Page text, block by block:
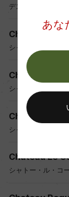
デスパーニュ
Chateau
シャトー・デュル
Chateau
シャトー・ラコサ
Chateau La
シャトー・ラ・フ
Chateau Le
シャトー・ル・コ
あな